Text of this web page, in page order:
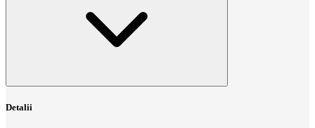
Detalii